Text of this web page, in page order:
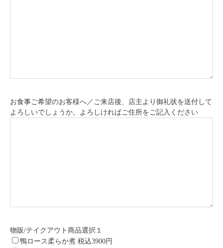
お食事ご希望のお客様へ／ご来店後、店主より御礼状を送付して
よろしいでしょうか。よろしければご住所をご記入ください
物販/テイクアウト商品選択１
鴨ロース柔らか煮 税込3900円